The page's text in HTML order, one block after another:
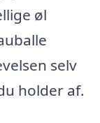
øl
selv
holder af.